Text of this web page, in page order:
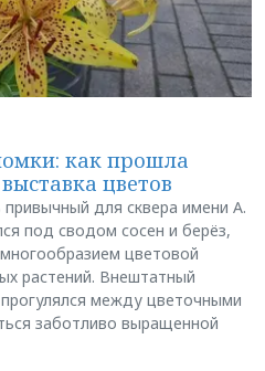
как прошла
цветов
для сквера имени А.
под сводом сосен и берёз,
цветовой
растений. Внештатный
между цветочными
заботливо выращенной